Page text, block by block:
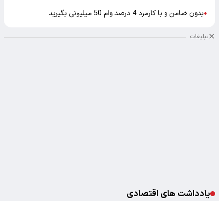
●بدون ضامن و با کارمزد 4 درصد وام 50 میلیونی بگیرید
تبلیغات
یادداشت های اقتصادی